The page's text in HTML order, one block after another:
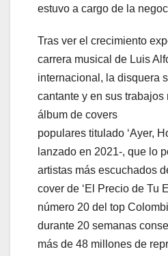
estuvo a cargo de la
Tras ver el crecimiento
carrera musical de Luis
internacional, la disquera
cantante y en sus trabajos
álbum de covers
populares titulado ‘Ayer,
lanzado en 2021-, que lo
artistas más escuchados
cover de ‘El Precio de Tu
número 20 del top
durante 20 semanas
más de 48 millones de